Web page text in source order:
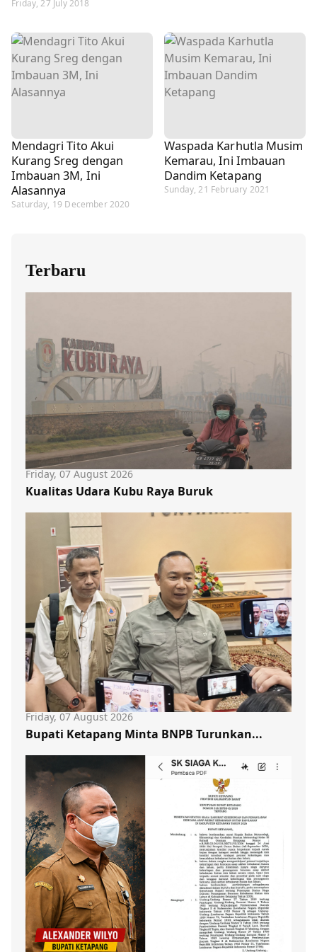
Friday, 27 July 2018
Mendagri Tito Akui
Kurang Sreg dengan
Imbauan 3M, Ini
Alasannya
Saturday, 19 December 2020
Waspada Karhutla Musim
Kemarau, Ini Imbauan
Dandim Ketapang
Sunday, 21 February 2021
Terbaru
Friday, 07 August 2026
Kualitas Udara Kubu Raya Buruk
Friday, 07 August 2026
Bupati Ketapang Minta BNPB Turunkan...